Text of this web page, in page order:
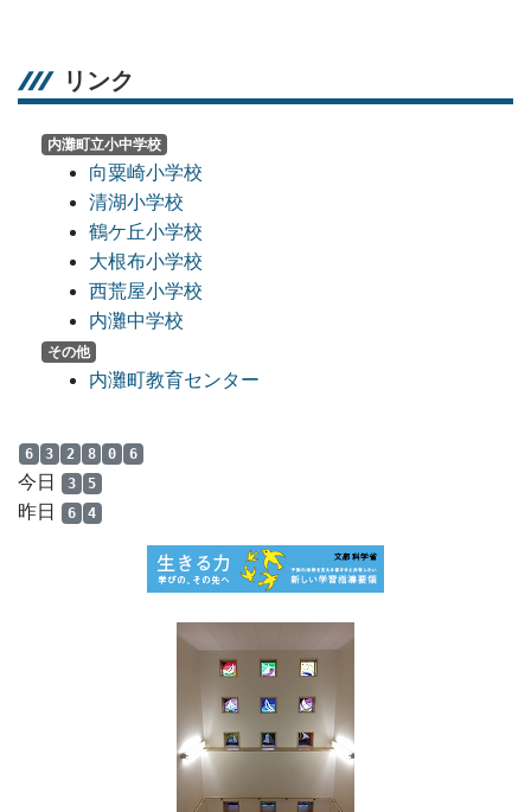
リンク
内灘町立小中学校
向粟崎小学校
清湖小学校
鶴ケ丘小学校
大根布小学校
西荒屋小学校
内灘中学校
その他
内灘町教育センター
6 3 2 8 0 6
今日 3 5
昨日 6 4